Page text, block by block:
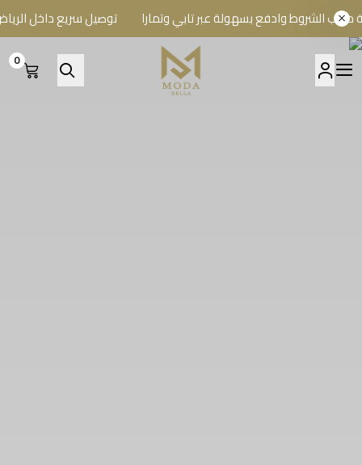
وادفع بسهولة عبر تابي وتمارا توصيل سريع داخل الرياض
BELLA BOUTIQUE
0